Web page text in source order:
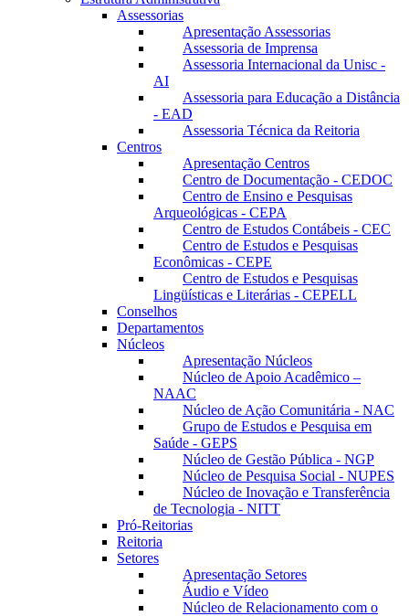
Assessorias
Apresentação Assessorias
Assessoria de Imprensa
Assessoria Internacional da Unisc -
AI
Assessoria para Educação a Distância
- EAD
Assessoria Técnica da Reitoria
Centros
Apresentação Centros
Centro de Documentação - CEDOC
Centro de Ensino e Pesquisas
Arqueológicas - CEPA
Centro de Estudos Contábeis - CEC
Centro de Estudos e Pesquisas
Econômicas - CEPE
Centro de Estudos e Pesquisas
Lingüísticas e Literárias - CEPELL
Conselhos
Departamentos
Núcleos
Apresentação Núcleos
Núcleo de Apoio Acadêmico –
NAAC
Núcleo de Ação Comunitária - NAC
Grupo de Estudos e Pesquisa em
Saúde - GEPS
Núcleo de Gestão Pública - NGP
Núcleo de Pesquisa Social - NUPES
Núcleo de Inovação e Transferência
de Tecnologia - NITT
Pró-Reitorias
Reitoria
Setores
Apresentação Setores
Áudio e Vídeo
Núcleo de Relacionamento com o